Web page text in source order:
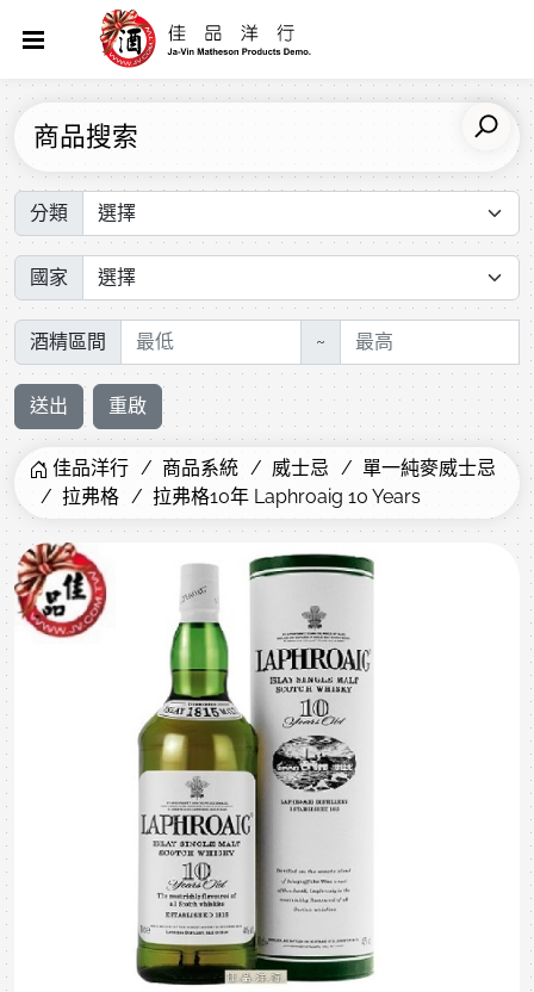
商品搜索
分類
國家
酒精區間 ~
送出 重啟
佳品洋行 商品系統 威士忌
單一純麥威士忌
拉弗格
拉弗格10年 Laphroaig 10 Years